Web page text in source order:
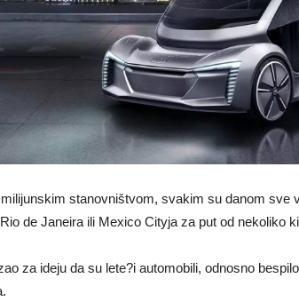
stanovništvom, svakim su danom sve
de Janeira ili Mexico Cityja za put od nekoliko
za ideju da su lete?i automobili, odnosno